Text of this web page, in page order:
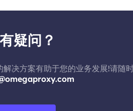
疑问？
决方案有助于您的业务发展!请随